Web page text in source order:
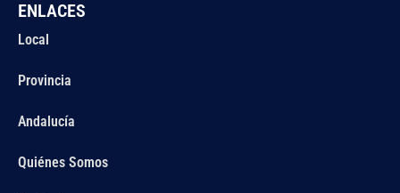
ENLACES
Local
Provincia
Andalucía
Quiénes Somos